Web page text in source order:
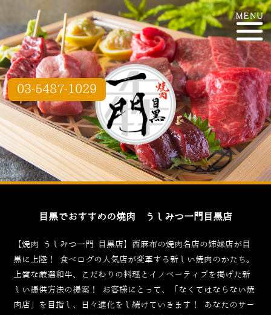
03-5487-1029
目黒でおすすめの焼肉 うしみつ一門目黒店
【焼肉 うしみつ一門 目黒店】西麻布の焼肉名店の姉妹店が目
黒に上陸！
食べログの人気店が変革する新しい焼肉のかたち。
上質な厳選和牛、こだわりの料理とイノベーティブを掲げた新
しい提供方法の提案！
お客様にとって、「なくてはならない焼
肉店」を目指し、日々進化をし続けていきます！
あなたのサー